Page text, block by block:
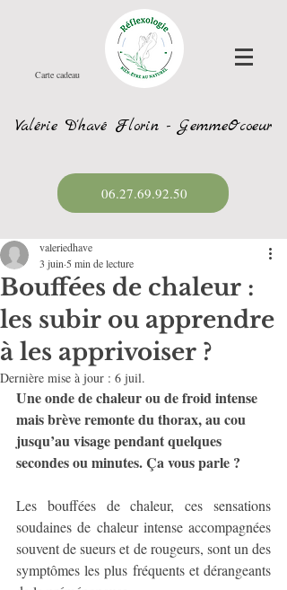
Carte cadeau
Valérie D'havé Florin - GemmeOcoeur
06.27.69.92.50
Bouffées de chaleur :
les subir ou apprendre
à les apprivoiser ?
valeriedhave
3 juin 5 min de lecture
Dernière mise à jour : 6 juil.
Une onde de chaleur ou de froid intense
mais brève remonte du thorax, au cou
jusqu’au visage pendant quelques
secondes ou minutes. Ça vous parle ?
Les bouffées de chaleur, ces sensations
soudaines de chaleur intense accompagnées
souvent de sueurs et de rougeurs, sont un des
symptômes les plus fréquents et dérangeants